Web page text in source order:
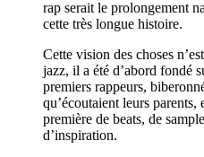
rap serait le prolongement
cette très longue histoire.
Cette vision des choses
jazz, il a été d’abord fondé
premiers rappeurs,
qu’écoutaient leurs
première de beats, de
d’inspiration.